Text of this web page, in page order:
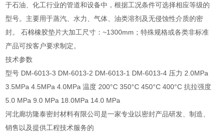
于石油、化工行业的管道和设备中，根据工况条件可选择相应等级的
型号。主要用于蒸汽、水力、气体、油类溶剂及无侵蚀性介质的密
封。 石棉橡胶垫片大加工尺寸：~1300mm；特殊规格或各类非标准
产品可按客户要求制定。
技术参数
型号 DM-6013-3 DM-6013-2 DM-6013-1 DM-6013-4 压力 2.0MPa
3.5MPa 4.5MPa 4.0MPa 温度 200°C 350°C 450°C 400°C 抗拉强度
5.0 MPa 9.0 MPa 18.0MPa 14.0 MPa
河北廊坊隆泰密封材料有限公司是一家专业以密封产品研发、制造、
销售以及提供工程技术服务的